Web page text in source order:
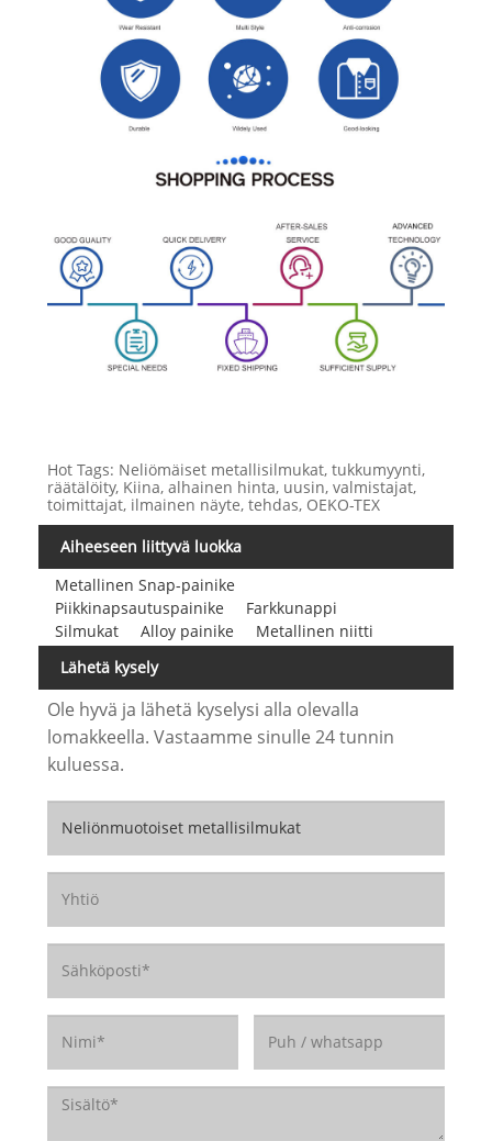
Hot Tags: Neliömäiset metallisilmukat, tukkumyynti,
räätälöity, Kiina, alhainen hinta, uusin, valmistajat,
toimittajat, ilmainen näyte, tehdas, OEKO-TEX
Aiheeseen liittyvä luokka
Metallinen Snap-painike
Piikkinapsautuspainike
Farkkunappi
Silmukat
Alloy painike
Metallinen niitti
Lähetä kysely
Ole hyvä ja lähetä kyselysi alla olevalla
lomakkeella. Vastaamme sinulle 24 tunnin
kuluessa.